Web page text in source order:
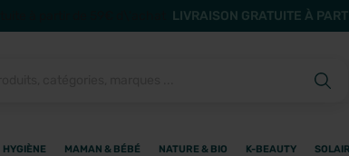
LIVRAISON GRATUITE À
HYGIÈNE MAMAN & BÉBÉ NATURE & BIO K-BEAUTY